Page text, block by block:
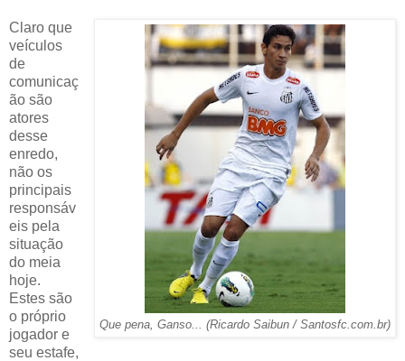
Que pena, Ganso... (Ricardo Saibun / Santosfc.com.br)
Claro que
veículos
de
comunicaç
ão são
atores
desse
enredo,
não os
principais
responsáv
eis pela
situação
do meia
hoje.
Estes são
o próprio
jogador e
seu estafe,